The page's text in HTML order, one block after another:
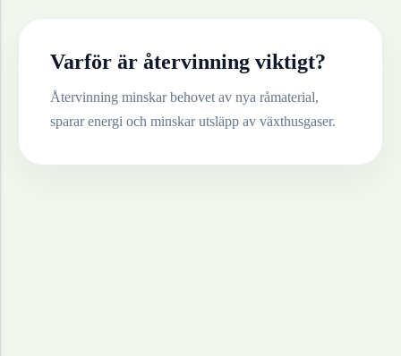
Varför är återvinning viktigt?
Återvinning minskar behovet av nya råmaterial,
sparar energi och minskar utsläpp av växthusgaser.